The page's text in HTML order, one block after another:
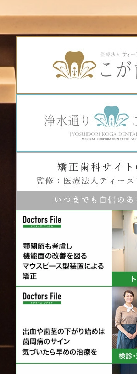
かみ合わせのバランスが良くない
る力が大きくなるため、欠けてし
小さく欠けた場合はさほど心配は
せんが、大きく欠けてしまったら
をしないといけません。
神経をなくした歯は”枯れ木”状態
ます。再び大きく欠けてしまわな
けて歯を覆う形で治療を終えます。
かぶせるものの材質も歯に重要に
談しましょう。
そもそもの原因である、「アンバ
に対するアプローチも検討される
す。
かみ合わせの負担から歯が欠けた
顎関節・かみ合わせに対する経験
ますので、かみ合わせのバランス
説明いたします。